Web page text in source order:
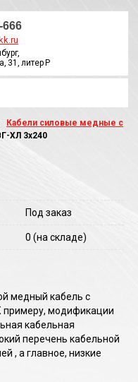
666
31, литер Р
Кабели силовые медные с
ХЛ 3х240
Под заказ
0(на складе)
медный кабель с
примеру, модификации
кабельная
перечень кабельной
, а главное, низкие